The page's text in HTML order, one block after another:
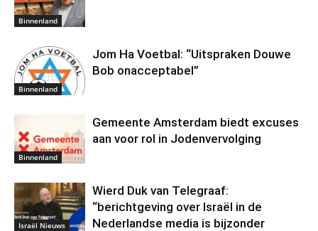
Binnenland
Binnenland
Jom Ha Voetbal: “Uitspraken Douwe
Bob onacceptabel”
Binnenland
Gemeente Amsterdam biedt excuses
aan voor rol in Jodenvervolging
Israël Nieuws
Wierd Duk van Telegraaf:
“berichtgeving over Israël in de
Nederlandse media is bijzonder